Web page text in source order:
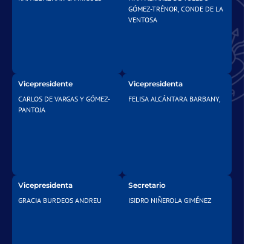
Vicepresidente
CARLOS DE VARGAS Y GÓMEZ-
PANTOJA
Vicepresidenta
FELISA ALCÁNTARA BARBANY,
Vicepresidenta
GRACIA BURDEOS ANDREU
Secretario
ISIDRO NIÑEROLA GIMÉNEZ
GÓMEZ-TRÉNOR, CONDE DE LA
VENTOSA